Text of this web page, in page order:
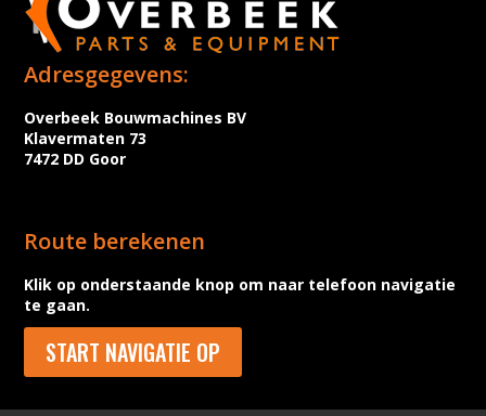
Adresgegevens:
Overbeek Bouwmachines BV
Klavermaten 73
7472 DD Goor
Route berekenen
Klik op onderstaande knop om naar telefoon navigatie
te gaan.
START NAVIGATIE OP